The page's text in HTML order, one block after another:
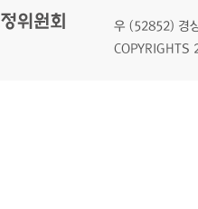
우 (52852) 경
COPYRIGHTS